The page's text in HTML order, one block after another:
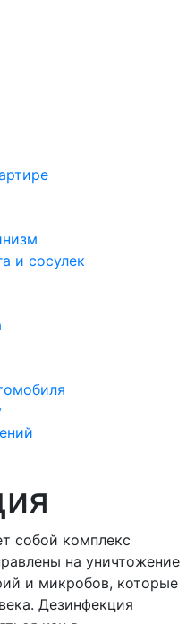
и сосулек
собой комплекс
на уничтожение
и микробов, которые
Дезинфекция